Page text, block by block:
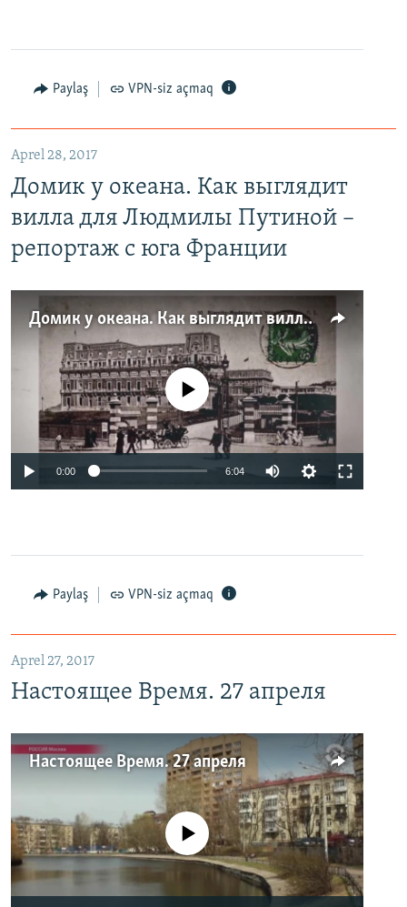
Paylaş VPN-siz açmaq
Aprel 28, 2017
Домик у океана. Как выглядит
вилла для Людмилы Путиной –
репортаж с юга Франции
Домик у океана. Как выглядит вилла для Людмилы Путиной – репортаж с юга Франции
No media source currently available
0:00 6:04
Paylaş VPN-siz açmaq
Aprel 27, 2017
Настоящее Время. 27 апреля
Настоящее Время. 27 апреля
No media source currently available